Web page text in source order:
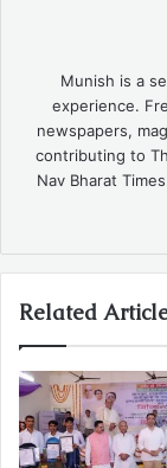
Munish is a
experience.
newspapers,
contributing to
Nav Bharat
Related